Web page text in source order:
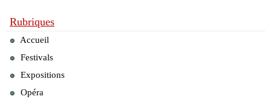
Rubriques
Accueil
Festivals
Expositions
Opéra